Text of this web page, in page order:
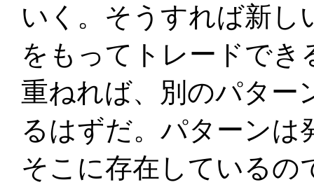
いく。そうすれば新し
をもってトレードで
重ねれば、別のパター
るはずだ。パターンは
そこに存在しているの